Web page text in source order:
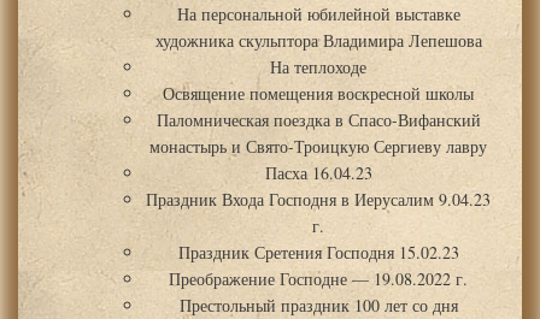
На персональной юбилейной выставке
художника скульптора Владимира Лепешова
На теплоходе
Освящение помещения воскресной школы
Паломническая поездка в Спасо-Вифанский
монастырь и Свято-Троицкую Сергиеву лавру
Пасха 16.04.23
Праздник Входа Господня в Иерусалим 9.04.23
г.
Праздник Сретения Господня 15.02.23
Преображение Господне — 19.08.2022 г.
Престольный праздник 100 лет со дня